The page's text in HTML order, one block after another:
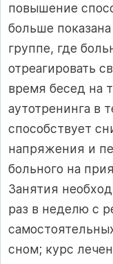
повышение
больше
группе, где
отреагировать
время бесед на
аутотренинга в
способствует
напряжения и
больного на
Занятия
раз в неделю с
сном; курс